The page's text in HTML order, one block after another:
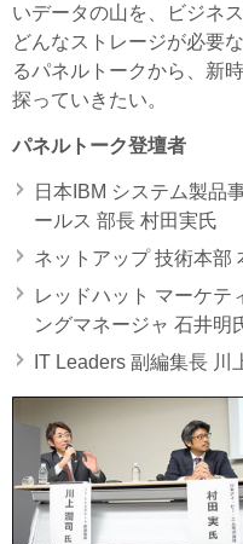
いデータの山を、ビジネ
どんなストレージが必要
るパネルトークから、新
探っていきたい。
パネルトーク登壇者
日本IBM システム製品
ールス 部長 村田実氏
ネットアップ 技術本部
レッドハット マーケテ
ングマネージャ 石井明
IT Leaders 副編集長 川